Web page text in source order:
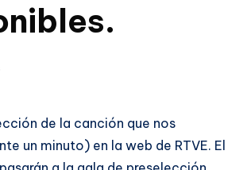
de la canción que nos
un minuto) en la web de RTVE. El